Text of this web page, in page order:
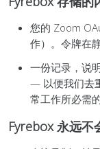
您的 Zoom
作）。令牌在
一份记录，说
— 以便我们去
常工作所必需
Fyrebox 永远不